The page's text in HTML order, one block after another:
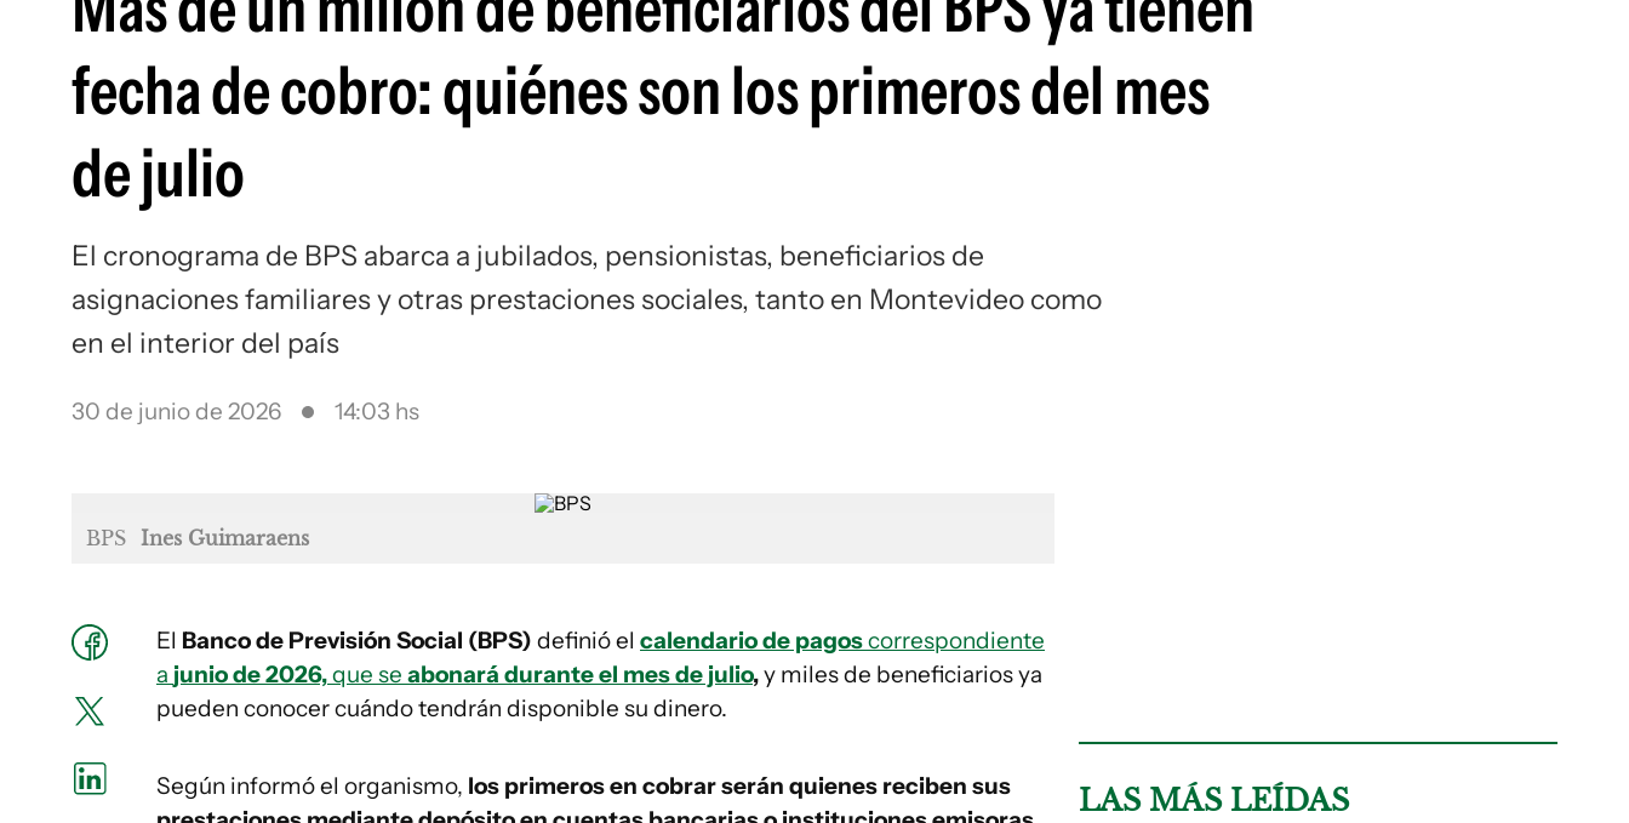
fecha de cobro: quiénes son los primeros del mes
de julio
El cronograma de BPS abarca a jubilados, pensionistas, beneficiarios de
asignaciones familiares y otras prestaciones sociales, tanto en Montevideo como
en el interior del país
30 de junio de 2026 14:03 hs
BPS Ines Guimaraens
El Banco de Previsión Social (BPS) definió el calendario de pagoscorrespondiente
a junio de 2026,que se abonará durante el mes de julio,y miles de beneficiarios ya
pueden conocer cuándo tendrán disponible su dinero.
Según informó el organismo, los primeros en cobrar serán quienes reciben sus
LAS MÁS LEÍDAS